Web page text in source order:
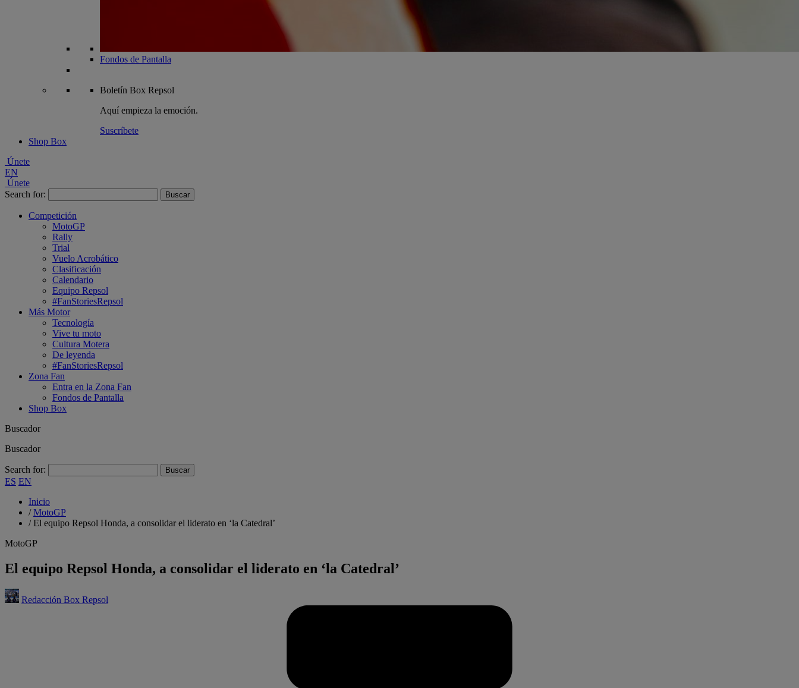
Fondos de Pantalla
Boletín Box Repsol
Aquí empieza la emoción.
Suscríbete
Shop Box
Únete
EN
Únete
Search for:
Competición
MotoGP
Rally
Trial
Vuelo Acrobático
Clasificación
Calendario
Equipo Repsol
#FanStoriesRepsol
Más Motor
Tecnología
Vive tu moto
Cultura Motera
De leyenda
#FanStoriesRepsol
Zona Fan
Entra en la Zona Fan
Fondos de Pantalla
Shop Box
Buscador
Buscador
Search for:
ES EN
Inicio
/MotoGP
/El equipo Repsol Honda, a consolidar el liderato en ‘la Catedral’
MotoGP
El equipo Repsol Honda, a consolidar el liderato en ‘la Catedral’
Redacción Box Repsol